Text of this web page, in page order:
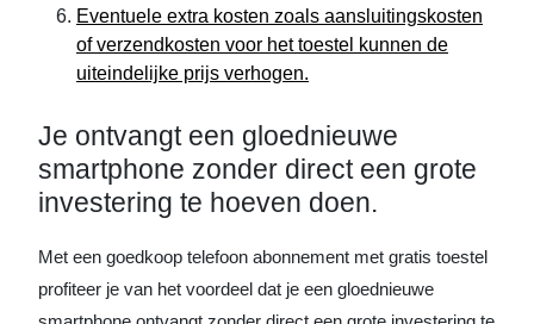
Eventuele extra kosten zoals aansluitingskosten
of verzendkosten voor het toestel kunnen de
uiteindelijke prijs verhogen.
Je ontvangt een gloednieuwe
smartphone zonder direct een grote
investering te hoeven doen.
Met een goedkoop telefoon abonnement met gratis toestel
profiteer je van het voordeel dat je een gloednieuwe